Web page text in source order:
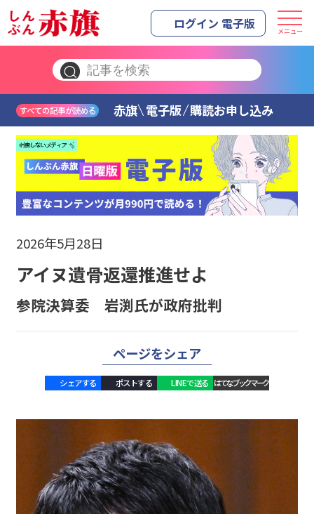
ログイン 電子版 メニュー
すべての記事が読める 赤旗 電子版 購読お申し込み
2026年5月28日
アイヌ遺骨返還推進せよ
参院決算委 岩渕氏が政府批判
ページをシェア
シェアする ポストする LINEで送る はてなブックマーク